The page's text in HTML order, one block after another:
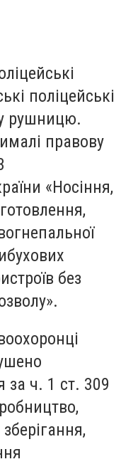
поліцейські
рушницю.
правову
«Носіння,
без
за ч. 1 ст. 309